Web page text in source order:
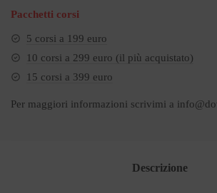
Pacchetti corsi
5 corsi a 199 euro
10 corsi a 299 euro (il più acquistato)
15 corsi a 399 euro
Per maggiori informazioni scrivimi a
Descrizione